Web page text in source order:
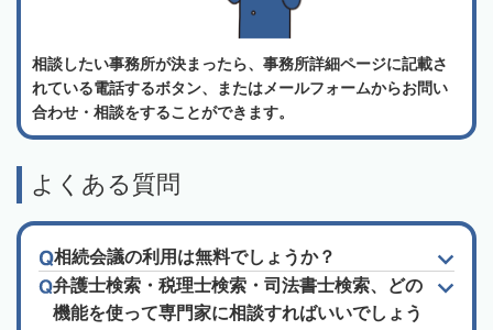
相談したい事務所が決まったら、事務所詳細ページに記載さ
れている電話するボタン、またはメールフォームからお問い
合わせ・相談をすることができます。
よくある質問
相続会議の利用は無料でしょうか？
弁護士検索・税理士検索・司法書士検索、どの
機能を使って専門家に相談すればいいでしょう